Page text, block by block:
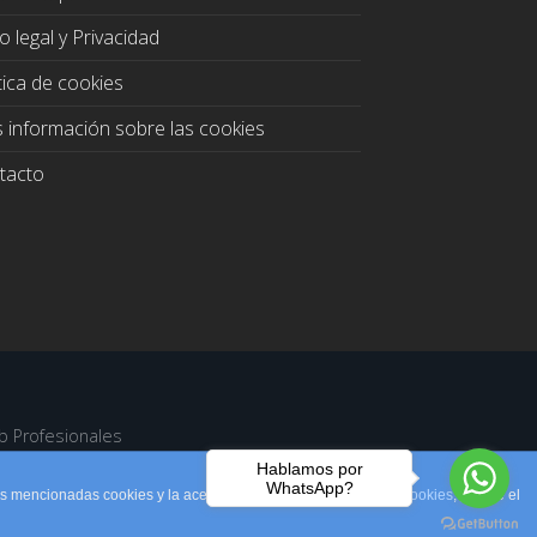
legal y Privacidad
de cookies
información sobre las cookies
Profesionales
mencionadas cookies y la aceptación de nuestrapolítica de cookies, pinche el
Hablamos por
WhatsApp?